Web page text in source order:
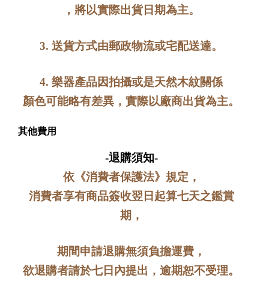
，將以實際出貨日期為主。
3. 送貨方式由郵政物流或宅配送達。
4. 樂器產品因拍攝或是天然木紋關係
顏色可能略有差異，實際以廠商出貨為主。
其他費用
-退購須知-
依《消費者保護法》規定，
消費者享有商品簽收翌日起算七天之鑑賞
期，
期間申請退購無須負擔運費，
欲退購者請於七日內提出，逾期恕不受理。